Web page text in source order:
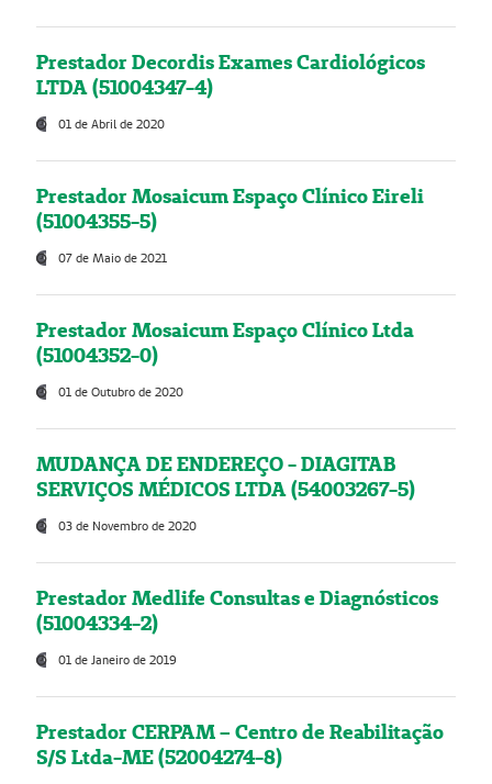
Prestador Decordis Exames Cardiológicos
LTDA (51004347-4)
01 de Abril de 2020
Prestador Mosaicum Espaço Clínico Eireli
(51004355-5)
07 de Maio de 2021
Prestador Mosaicum Espaço Clínico Ltda
(51004352-0)
01 de Outubro de 2020
MUDANÇA DE ENDEREÇO - DIAGITAB
SERVIÇOS MÉDICOS LTDA (54003267-5)
03 de Novembro de 2020
Prestador Medlife Consultas e Diagnósticos
(51004334-2)
01 de Janeiro de 2019
Prestador CERPAM – Centro de Reabilitação
S/S Ltda-ME (52004274-8)